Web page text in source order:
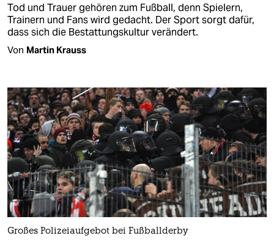
Tod und Trauer gehören zum Fußball, denn Spielern,
Trainern und Fans wird gedacht. Der Sport sorgt dafür,
dass sich die Bestattungskultur verändert.
Von Martin Krauss
Großes Polizeiaufgebot bei Fußballderby